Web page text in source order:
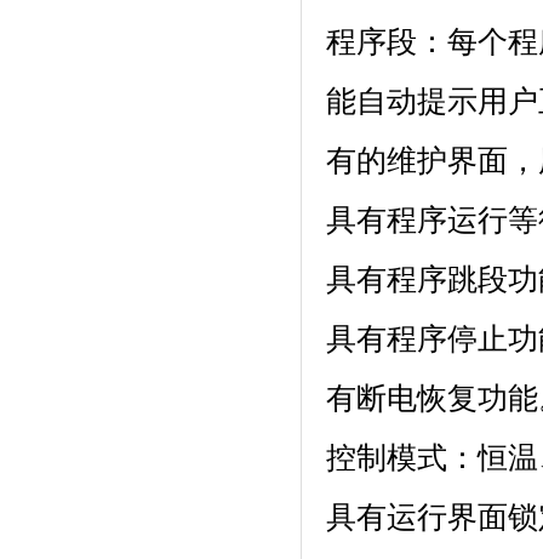
程序段：每个
能自动提示用户正
有的维护界面
具有程序运行等
具有程序跳段功
具有程序停止功能
有断电恢复功能
控制模式：恒温
具有运行界面锁